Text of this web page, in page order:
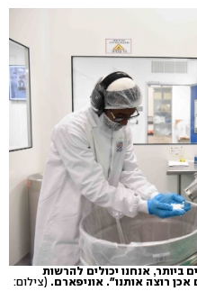
ביותר, אנחנו יכולים להרשות
רוצה אותנו". אוניפארם. (צילום: